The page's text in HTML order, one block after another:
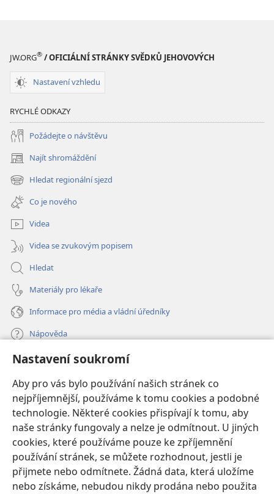
Nastavení soukromí
Aby pro vás bylo používání našich stránek co
nejpříjemnější, používáme k tomu cookies a podobné
technologie. Některé cookies přispívají k tomu, aby
naše stránky fungovaly a nelze je odmítnout. U jiných
cookies, které používáme pouze ke zpříjemnění
používání stránek, se můžete rozhodnout, jestli je
přijmete nebo odmítnete. Žádná data, která uložíme
nebo získáme, nebudou nikdy prodána nebo použita
Písma
JW.ORG® / OFICIÁLNÍ STRÁNKY SVĚDKŮ JEHOVOVÝCH
Nastavení vzhledu
RYCHLÉ ODKAZY
Požádejte o návštěvu
Najít shromáždění
(otevřeno
nové
okno)
Hledat regionální sjezd
(otevřeno
nové
okno)
Co je nového
Videa
Videa se zvukovým popisem
Hledat
Materiály pro lékaře
Informace pro média a vládní úředníky
Nápověda
Dary
nové
okno) ONLINE KNIHOVNA Strážné věže
(otevřeno
nové
okno)JW Hub®
(otevřeno
nové
okno)JW Library
Watchtower Library